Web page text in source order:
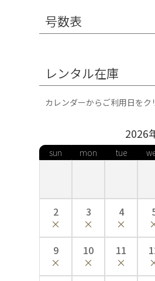
号数表
号数の確認方法
バスト・ウエスト・ヒッ
5号 7号
※号数に合わせて着物のサイズが
※着付け師様と事前にサイズのご
着物の部分名
レンタル在庫
カレンダーからご利用日をク
2026
sun mon tue
2 3 4
9 10 11